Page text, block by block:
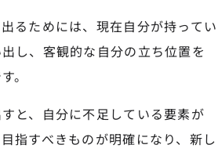
るためには、現在自分が持ってい
し、客観的な自分の立ち位置を
。
と、自分に不足している要素が
指すべきものが明確になり、新し